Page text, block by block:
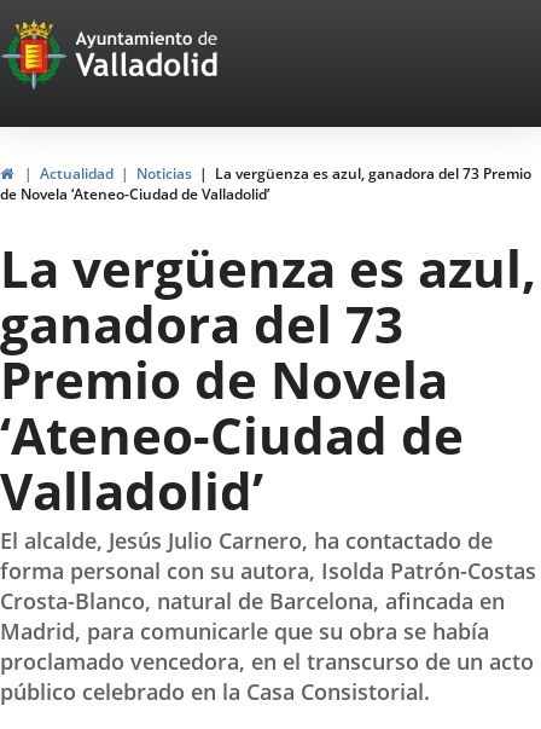
Portal
Web
del
Ayuntamiento
de
Valladolid
HomeActualidad Noticias
La vergüenza es azul, ganadora del 73 Premio
de Novela ‘Ateneo-Ciudad de Valladolid’
La vergüenza es azul,
ganadora del 73
Premio de Novela
‘Ateneo-Ciudad de
Valladolid’
El alcalde, Jesús Julio Carnero, ha contactado de
forma personal con su autora, Isolda Patrón-Costas
Crosta-Blanco, natural de Barcelona, afincada en
Madrid, para comunicarle que su obra se había
proclamado vencedora, en el transcurso de un acto
público celebrado en la Casa Consistorial.